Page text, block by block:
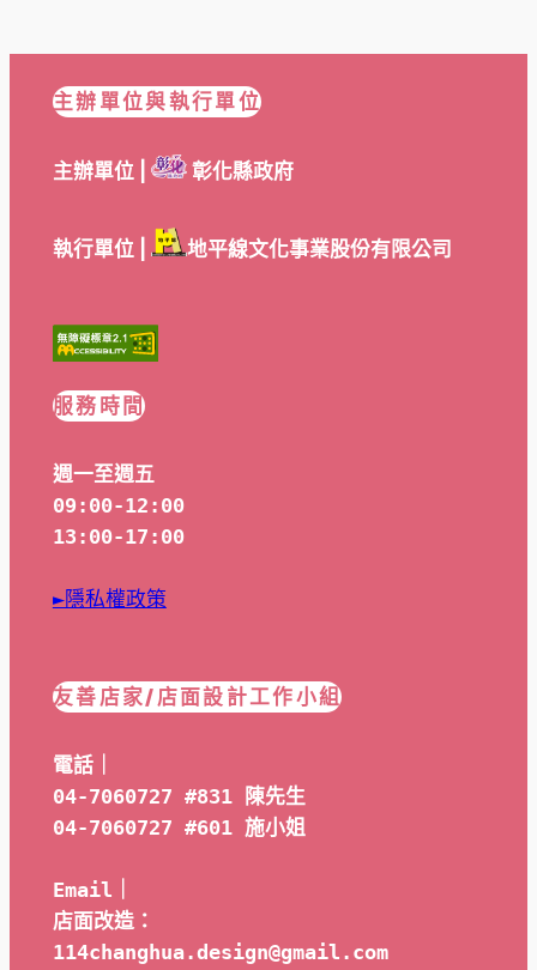
主辦單位與執行單位
主辦單位 | 彰化縣政府
執行單位 | 地平線文化事業股份有限公司
服務時間
週一至週五
09:00-12:00
13:00-17:00
►隱私權政策
友善店家/店面設計工作小組
電話｜
04-7060727 #831 陳先生
04-7060727 #601 施小姐
Email｜
店面改造：
114changhua.design@gmail.com